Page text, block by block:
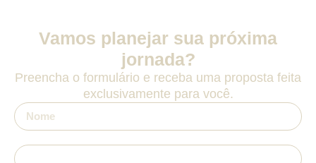
Vamos planejar sua próxima
jornada?
Preencha o formulário e receba uma proposta feita
exclusivamente para você.